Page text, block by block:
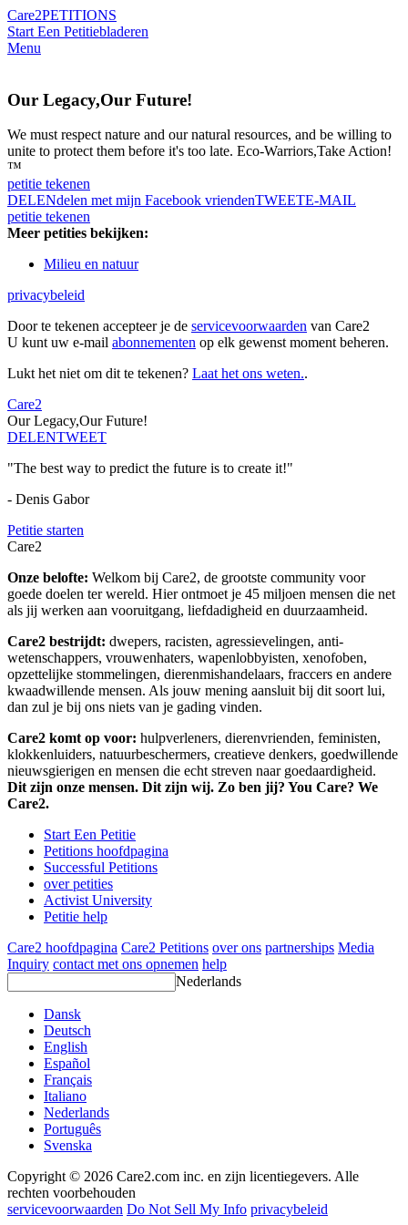
Care2PETITIONS
Start Een Petitiebladeren
Menu
Our Legacy,Our Future!
We must respect nature and our natural resources, and be willing to
unite to protect them before it's too late. Eco-Warriors,Take Action!
™
petitie tekenen
DELENdelen met mijn Facebook vriendenTWEETE-MAIL
petitie tekenen
Meer petities bekijken:
Milieu en natuur
privacybeleid
Door te tekenen accepteer je de servicevoorwaarden van Care2
U kunt uw e-mail abonnementen op elk gewenst moment beheren.
Lukt het niet om dit te tekenen? Laat het ons weten..
Care2
Our Legacy,Our Future!
DELENTWEET
"The best way to predict the future is to create it!"
- Denis Gabor
Petitie starten
Care2
Onze belofte: Welkom bij Care2, de grootste community voor
goede doelen ter wereld. Hier ontmoet je 45 miljoen mensen die net
als jij werken aan vooruitgang, liefdadigheid en duurzaamheid.
Care2 bestrijdt: dwepers, racisten, agressievelingen, anti-
wetenschappers, vrouwenhaters, wapenlobbyisten, xenofoben,
opzettelijke stommelingen, dierenmishandelaars, fraccers en andere
kwaadwillende mensen. Als jouw mening aansluit bij dit soort lui,
dan zul je bij ons niets van je gading vinden.
Care2 komt op voor: hulpverleners, dierenvrienden, feministen,
klokkenluiders, natuurbeschermers, creatieve denkers, goedwillende
nieuwsgierigen en mensen die echt streven naar goedaardigheid.
Dit zijn onze mensen. Dit zijn wij. Zo ben jij? You Care? We
Care2.
Start Een Petitie
Petitions hoofdpagina
Successful Petitions
over petities
Activist University
Petitie help
Care2 hoofdpagina Care2 Petitions over ons partnerships Media
Inquiry contact met ons opnemen help
Nederlands
Dansk
Deutsch
English
Español
Français
Italiano
Nederlands
Português
Svenska
Copyright © 2026 Care2.com inc. en zijn licentiegevers. Alle
rechten voorbehouden
servicevoorwaarden Do Not Sell My Info privacybeleid